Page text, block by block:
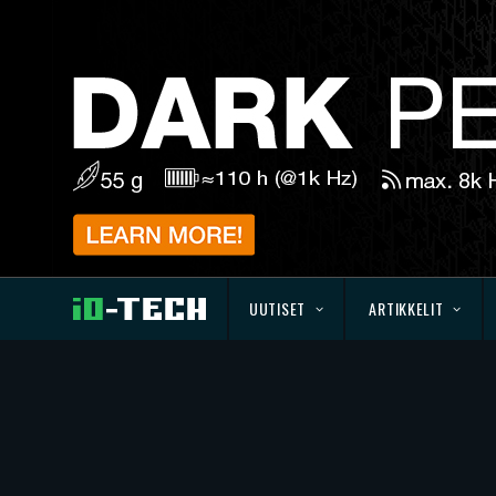
UUTISET ARTIKKELIT